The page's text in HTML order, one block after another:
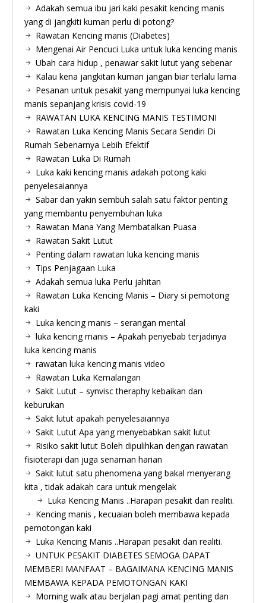
Adakah semua ibu jari kaki pesakit kencing manis
yang di jangkiti kuman perlu di potong?
Rawatan Kencing manis (Diabetes)
Mengenai Air Pencuci Luka untuk luka kencing manis
Ubah cara hidup , penawar sakit lutut yang sebenar
Kalau kena jangkitan kuman jangan biar terlalu lama
Pesanan untuk pesakit yang mempunyai luka kencing
manis sepanjang krisis covid-19
RAWATAN LUKA KENCING MANIS TESTIMONI
Rawatan Luka Kencing Manis Secara Sendiri Di
Rumah Sebenarnya Lebih Efektif
Rawatan Luka Di Rumah
Luka kaki kencing manis adakah potong kaki
penyelesaiannya
Sabar dan yakin sembuh salah satu faktor penting
yang membantu penyembuhan luka
Rawatan Mana Yang Membatalkan Puasa
Rawatan Sakit Lutut
Penting dalam rawatan luka kencing manis
Tips Penjagaan Luka
Adakah semua luka Perlu jahitan
Rawatan Luka Kencing Manis – Diary si pemotong
kaki
Luka kencing manis – serangan mental
luka kencing manis – Apakah penyebab terjadinya
luka kencing manis
rawatan luka kencing manis video
Rawatan Luka Kemalangan
Sakit Lutut – synvisc theraphy kebaikan dan
keburukan
Sakit lutut apakah penyelesaiannya
Sakit Lutut Apa yang menyebabkan sakit lutut
Risiko sakit lutut Boleh dipulihkan dengan rawatan
fisioterapi dan juga senaman harian
Sakit lutut satu phenomena yang bakal menyerang
kita , tidak adakah cara untuk mengelak
Luka Kencing Manis ..Harapan pesakit dan realiti.
Kencing manis , kecuaian boleh membawa kepada
pemotongan kaki
Luka Kencing Manis ..Harapan pesakit dan realiti.
UNTUK PESAKIT DIABETES SEMOGA DAPAT
MEMBERI MANFAAT – BAGAIMANA KENCING MANIS
MEMBAWA KEPADA PEMOTONGAN KAKI
Morning walk atau berjalan pagi amat penting dan